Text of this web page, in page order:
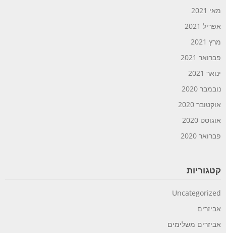
מאי 2021
אפריל 2021
מרץ 2021
פברואר 2021
ינואר 2021
נובמבר 2020
אוקטובר 2020
אוגוסט 2020
פברואר 2020
קטגוריות
Uncategorized
אביזרים
אביזרים משלימים